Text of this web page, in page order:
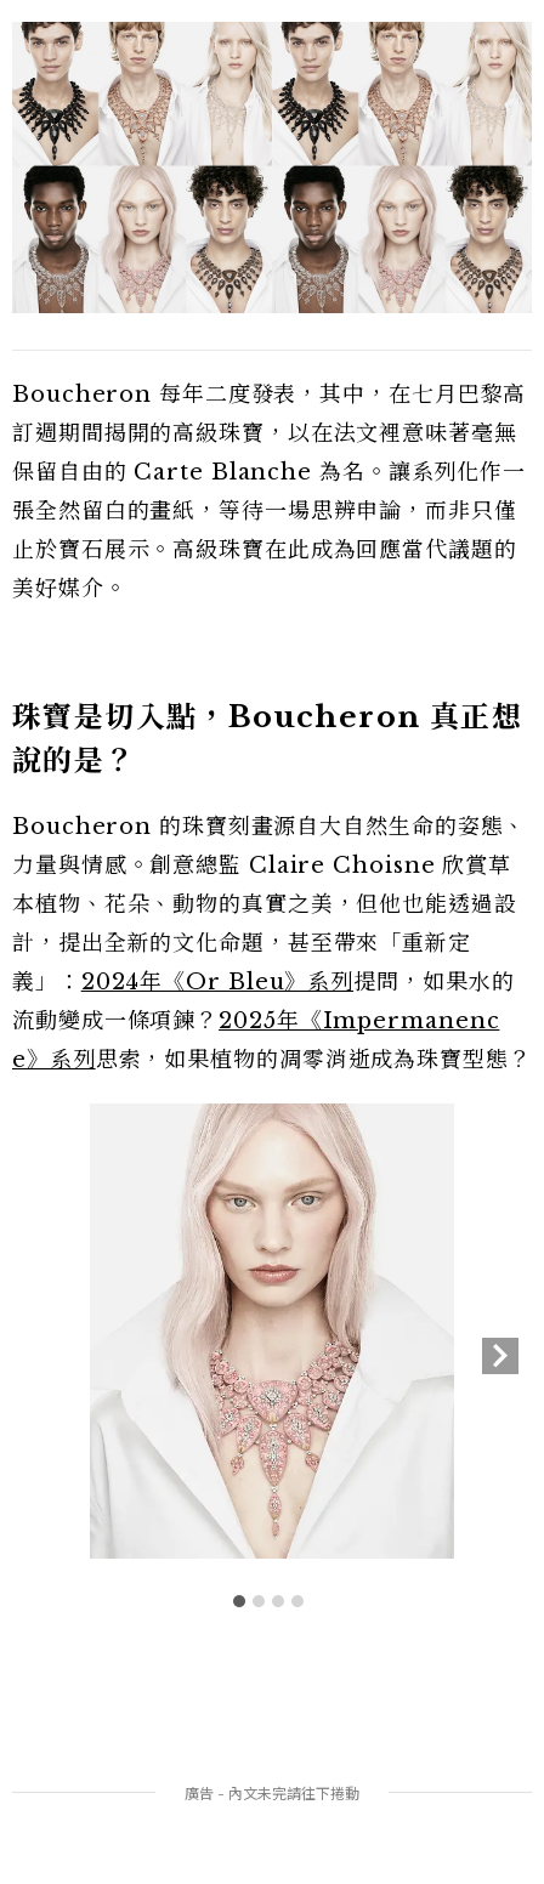
Boucheron 每年二度發表，其中，在七月巴黎高
訂週期間揭開的高級珠寶，以在法文裡意味著毫無
保留自由的 Carte Blanche 為名。讓系列化作一
張全然留白的畫紙，等待一場思辨申論，而非只僅
止於寶石展示。高級珠寶在此成為回應當代議題的
美好媒介。
珠寶是切入點，Boucheron 真正想
說的是？
Boucheron 的珠寶刻畫源自大自然生命的姿態、
力量與情感。創意總監 Claire Choisne 欣賞草
本植物、花朵、動物的真實之美，但他也能透過設
計，提出全新的文化命題，甚至帶來「重新定
義」： 2024年《Or Bleu》系列 提問，如果水的
流動變成一條項鍊？ 2025年《Impermanenc
e》系列 思索，如果植物的凋零消逝成為珠寶型態？